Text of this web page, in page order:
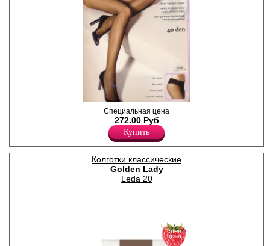
Равномерные, матовые
колготки с заниженной
талией и широким поясом;
сформированная ступня,
усиленный мысок,
ластовица.
Плотность 40ден
Полиамид 88%
Полипропилен 1%
Эластан 11%
Специальная цена
272.00 Руб
Купить
Колготки классические
Golden Lady
Leda 20
спец
цена